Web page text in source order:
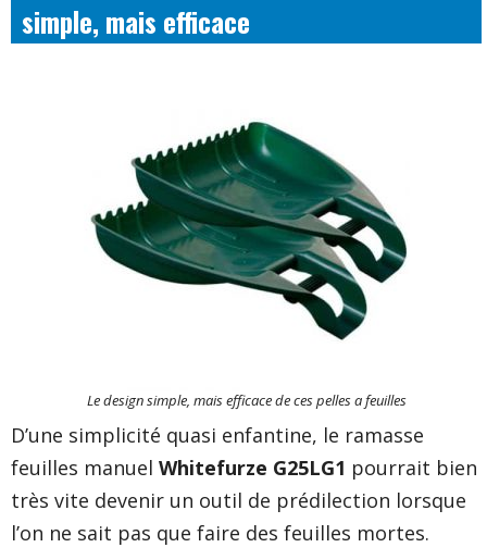
simple, mais efficace
Le design simple, mais efficace de ces pelles a feuilles
D’une simplicité quasi enfantine, le ramasse
feuilles manuel Whitefurze G25LG1 pourrait bien
très vite devenir un outil de prédilection lorsque
l’on ne sait pas que faire des feuilles mortes.